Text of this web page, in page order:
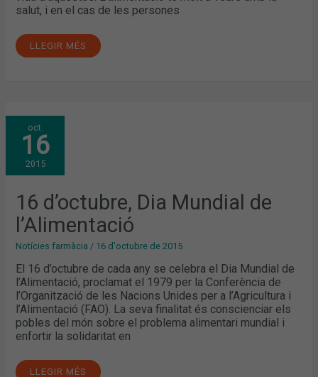
salut, i en el cas de les persones
LLEGIR MÉS
oct.
16
2015
16 d’octubre, Dia Mundial de
l’Alimentació
Notícies farmàcia / 16 d'octubre de 2015
El 16 d’octubre de cada any se celebra el Dia Mundial de
l’Alimentació, proclamat el 1979 per la Conferència de
l’Organització de les Nacions Unides per a l’Agricultura i
l’Alimentació (FAO). La seva finalitat és conscienciar els
pobles del món sobre el problema alimentari mundial i
enfortir la solidaritat en
16
D’OCTUBRE,
DIA
MUNDIAL
DE
L’ALIMENTACIÓ
LLEGIR MÉS